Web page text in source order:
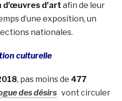
d’art afin de leur
d’une exposition, un
nationales.
culturelle
, pas moins de 477
des désirs vont circuler